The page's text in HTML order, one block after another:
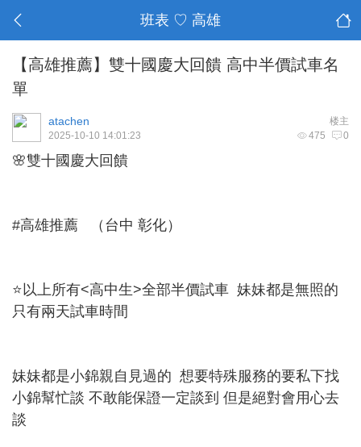
班表 ♡ 高雄
【高雄推薦】雙十國慶大回饋 高中半價試車名
單
楼主
atachen
475 0
2025-10-10 14:01:23
🌸雙十國慶大回饋
#高雄推薦 （台中 彰化）
⭐以上所有<高中生>全部半價試車 妹妹都是無照的
只有兩天試車時間
妹妹都是小錦親自見過的 想要特殊服務的要私下找
小錦幫忙談 不敢能保證一定談到 但是絕對會用心去
談